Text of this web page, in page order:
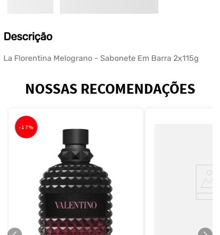
Descrição
La Florentina Melograno - Sabonete Em Barra 2x115g
NOSSAS RECOMENDAÇÕES
-17%